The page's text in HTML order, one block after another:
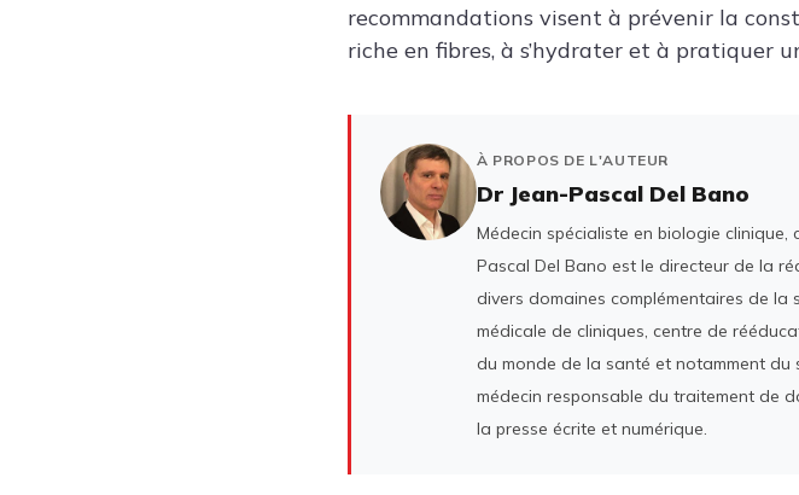
recommandations visent à prévenir la
riche en fibres, à s’hydrater et à pratiquer
À PROPOS DE L'AUTEUR
Dr Jean-Pascal Del Bano
Médecin spécialiste en biologie
Pascal Del Bano est le directeur de la
divers domaines complémentaires de
médicale de cliniques, centre de
du monde de la santé et notamment du
médecin responsable du traitement de
la presse écrite et numérique.